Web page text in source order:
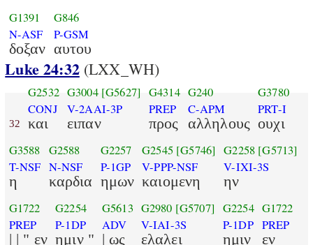
G1391
N-ASF
δοξαν
G846
P-GSM
αυτου
Luke 24:32(LXX_WH)
32
G2532
CONJ
και
G3004 [G5627]
V-2AAI-3P
ειπαν
G4314
PREP
προς
G240
C-APM
αλληλους
G3780
PRT-I
ουχι
G3588
T-NSF
η
G2588
N-NSF
καρδια
G2257
P-1GP
ημων
G2545 [G5746]
V-PPP-NSF
καιομενη
G2258 [G5713]
V-IXI-3S
ην
G1722
PREP
| | " εν
G2254
P-1DP
ημιν "
G5613
ADV
| ως
G2980 [G5707]
V-IAI-3S
ελαλει
G2254
P-1DP
ημιν
G1722
PREP
εν